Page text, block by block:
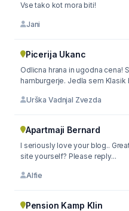
Vse tako kot mora biti!
Jani
Picerija Ukanc
Odlicna hrana in ugodna cena!
hamburgerje. Jedla sem Klasik
Urška Vadnjal Zvezda
Apartmaji Bernard
I seriously love your blog..
site yourself? Please reply...
Alfie
Pension Kamp Klin